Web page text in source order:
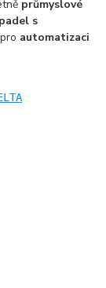
průmyslové
s
automatizaci